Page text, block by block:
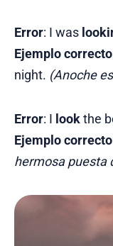
Error: I was
Ejemplo correcto
night. (Anoche
Error: I lookthe
Ejemplo correcto
hermosa puesta